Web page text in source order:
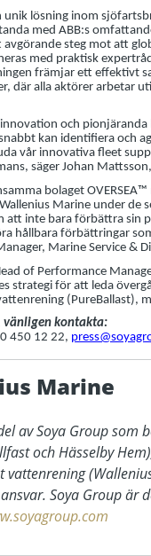
unik lösning inom
med ABB:s
steg mot att
med praktisk
främjar ett effektivt
där alla aktörer arbetar
och
kan identifiera och
vår innovativa fleet
säger Johan
bolaget
Marine under de
inte bara förbättra sin
hållbara förbättringar
Marine Service &
of Performance
strategi för att leda
(PureBallast),
kontakta:
450 12 22,
Marine
av Soya Group
och Hässelby
vattenrening
Soya Group är